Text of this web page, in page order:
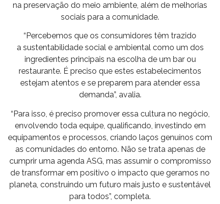
na preservação do meio ambiente, além de melhorias
sociais para a comunidade.
“Percebemos que os consumidores têm trazido
a sustentabilidade sociale ambiental como um dos
ingredientes principais na escolha de um bar ou
restaurante. É preciso que estes estabelecimentos
estejam atentos e se preparem para atender essa
demanda”, avalia.
“Para isso, é preciso promover essa cultura no negócio,
envolvendo toda equipe, qualificando, investindo em
equipamentos e processos, criando laços genuínos com
as comunidades do entorno. Não se trata apenas de
cumprir uma agenda ASG, mas assumir o compromisso
de transformar em positivo o impacto que geramos no
planeta, construindo um futuro mais justo e sustentável
para todos”, completa.